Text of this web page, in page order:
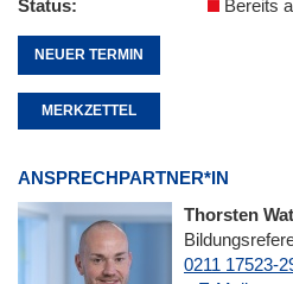
Status
Bereits
NEUER TERMIN
MERKZETTEL
ANSPRECHPARTNER*IN
Thorsten
0211 17523-